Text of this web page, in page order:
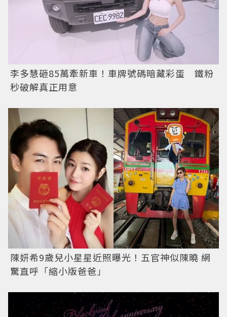
李多慧砸85萬牽新車！車牌號碼暗藏彩蛋 鐵粉
秒破解真正用意
陳妍希9歲兒小星星近照曝光！五官神似陳曉 網
驚直呼「縮小版爸爸」